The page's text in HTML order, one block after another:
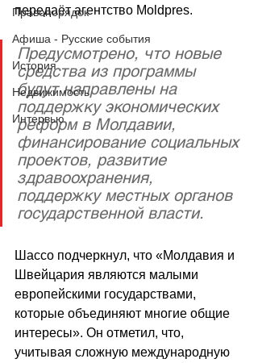
Правопорядок
Афиша - Русские события
История
Недвижимость
Интервью
передаёт агентство Moldpres.
Предусмотрено, что новые
средства из программы
будут направлены на
поддержку экономических
реформ в Молдавии,
финансирование социальных
проектов, развитие
здравоохранения,
поддержку местных органов
государственной власти.
Шассо подчеркнул, что «Молдавия и
Швейцария являются малыми
европейскими государствами,
которые объединяют многие общие
интересы». Он отметил, что,
учитывая сложную международную